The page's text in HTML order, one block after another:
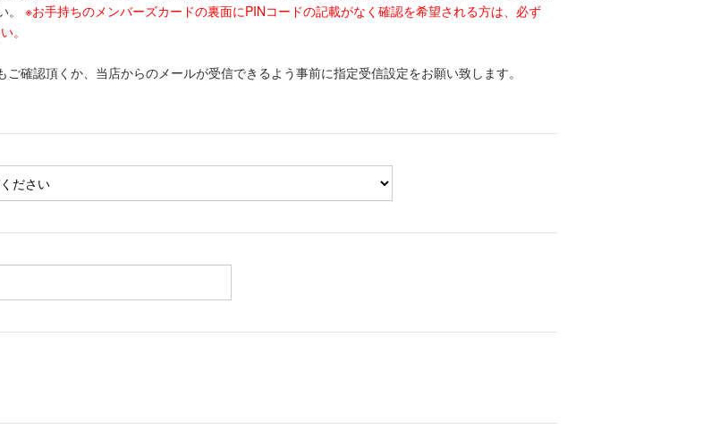
。 ※お手持ちのメンバーズカードの裏面にPINコードの記載がなく確認を希望される方は、必ず
。
確認頂くか、当店からのメールが受信できるよう事前に指定受信設定をお願い致します。